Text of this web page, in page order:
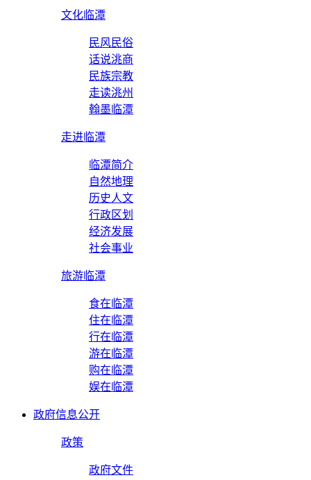
文化临潭
民风民俗
话说洮商
民族宗教
走读洮州
翰墨临潭
走进临潭
临潭简介
自然地理
历史人文
行政区划
经济发展
社会事业
旅游临潭
食在临潭
住在临潭
行在临潭
游在临潭
购在临潭
娱在临潭
政府信息公开
政策
政府文件